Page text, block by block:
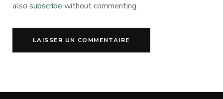
also subscribe without commenting.